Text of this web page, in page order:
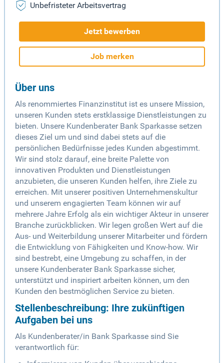
Unbefristeter Arbeitsvertrag
Jetzt bewerben
Job merken
Über uns
Als renommiertes Finanzinstitut ist es unsere Mission,
unseren Kunden stets erstklassige Dienstleistungen zu
bieten. Unsere Kundenberater Bank Sparkasse setzen
dieses Ziel um und sind dabei stets auf die
persönlichen Bedürfnisse jedes Kunden abgestimmt.
Wir sind stolz darauf, eine breite Palette von
innovativen Produkten und Dienstleistungen
anzubieten, die unseren Kunden helfen, ihre Ziele zu
erreichen. Mit unserer positiven Unternehmenskultur
und unserem engagierten Team können wir auf
mehrere Jahre Erfolg als ein wichtiger Akteur in unserer
Branche zurückblicken. Wir legen großen Wert auf die
Aus- und Weiterbildung unserer Mitarbeiter und fördern
die Entwicklung von Fähigkeiten und Know-how. Wir
sind bestrebt, eine Umgebung zu schaffen, in der
unsere Kundenberater Bank Sparkasse sicher,
unterstützt und inspiriert arbeiten können, um den
Kunden den bestmöglichen Service zu bieten.
Stellenbeschreibung: Ihre zukünftigen
Aufgaben bei uns
Als Kundenberater/in Bank Sparkasse sind Sie
verantwortlich für: